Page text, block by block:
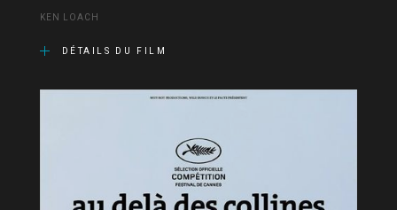
KEN LOACH
DÉTAILS DU FILM